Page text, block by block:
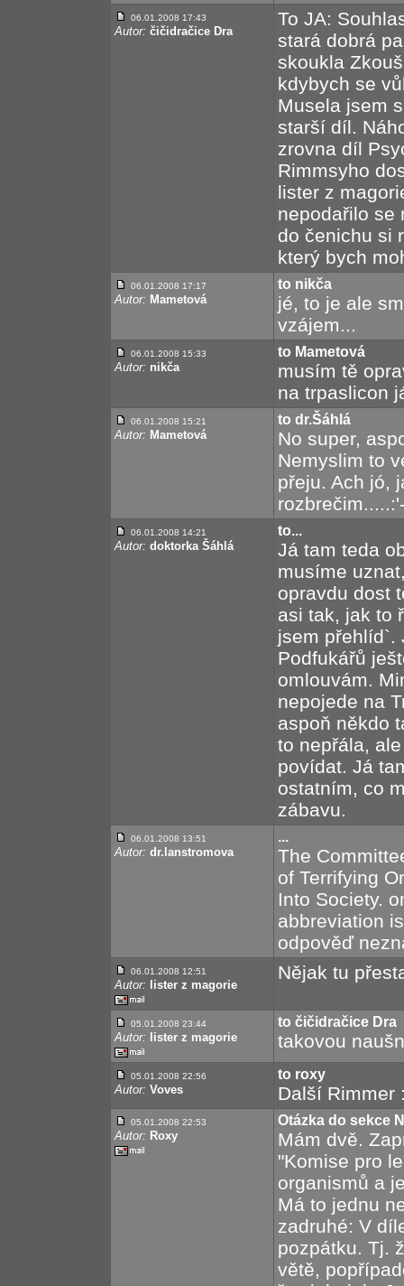
06.01.2008 17:43
Autor: čičidračice Dra
To JA:
stará dobrá
skoukla
kdybych se
Musela jsem
starší díl.
zrovna díl
Rimmsyho
lister z
nepodařilo se
do čenichu si
který bych
06.01.2008 17:17
Autor: Mametová
to nikča
jé, to je ale
vzájem...
06.01.2008 15:33
Autor: nikča
to Mametová
musím tě
na trpaslicon
06.01.2008 15:21
Autor: Mametová
to dr.Šáhlá
No super,
Nemyslim to
přeju. Ach jó,
06.01.2008 14:21
Autor: doktorka Šáhlá
to...
Já tam teda
musíme
opravdu dost
asi tak, jak to
jsem přehlíd`.
Podfukářů
omlouvám.
nepojede na
aspoň někdo
to nepřála,
povídat. Já
ostatním, co
zábavu.
06.01.2008 13:51
Autor: dr.lanstromova
...
The
of Terrifying
Into Society.
abbreviation
odpověď
06.01.2008 12:51
Autor: lister z magorie
Nějak tu
05.01.2008 23:44
Autor: lister z magorie
to čičidračice Dra
takovou
05.01.2008 22:56
Autor: Voves
to roxy
Další Rimmer
05.01.2008 22:53
Autor: Roxy
Otázka do sekce
Mám dvě.
"Komise pro
organismů a
Má to jednu
zadruhé: V
pozpátku. Tj.
větě,